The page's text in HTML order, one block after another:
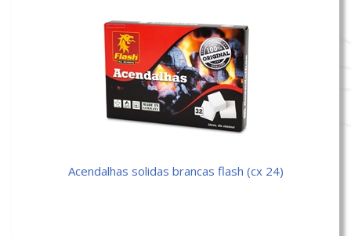
acendalhas solidas brancas flash (cx 24)